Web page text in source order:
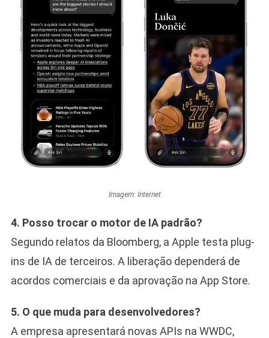
Imagem: Internet
4. Posso trocar o motor de IA padrão?
Segundo relatos da Bloomberg, a Apple testa plug-
ins de IA de terceiros. A liberação dependerá de
acordos comerciais e da aprovação na App Store.
5. O que muda para desenvolvedores?
A empresa apresentará novas APIs na WWDC,